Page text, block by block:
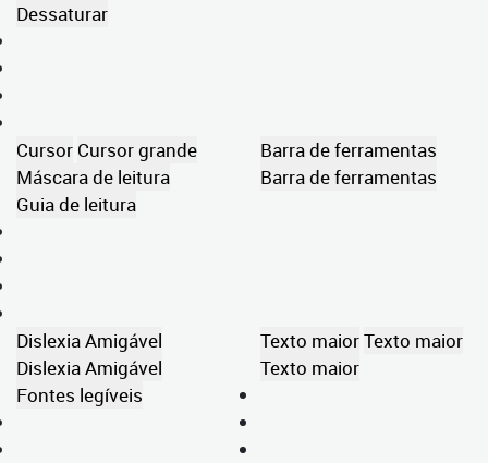
Dessaturar
Cursor Cursor grande
Máscara de leitura
Guia de leitura
Barra de ferramentas
Barra de ferramentas
Dislexia Amigável
Dislexia Amigável
Fontes legíveis
Texto maiorTexto maior
Texto maior